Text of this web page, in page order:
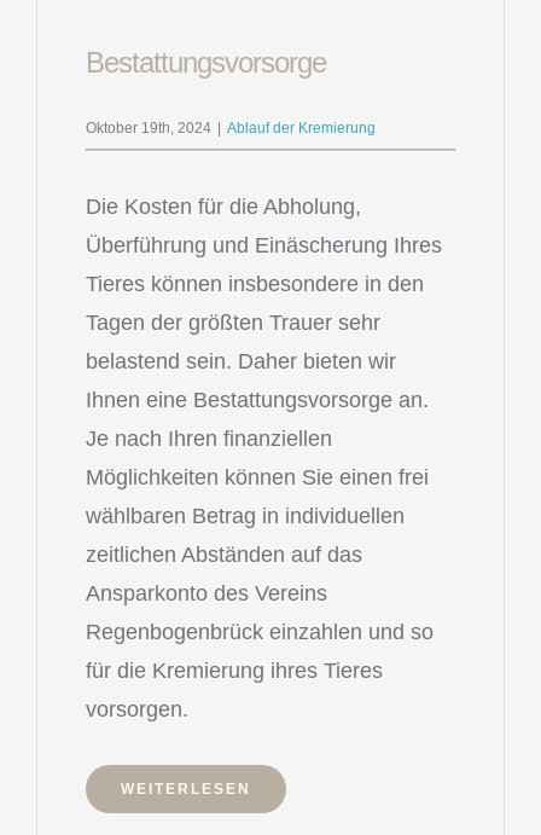
Bestattungsvorsorge
Oktober 19th, 2024 | Ablauf der Kremierung
Die Kosten für die Abholung,
Überführung und Einäscherung Ihres
Tieres können insbesondere in den
Tagen der größten Trauer sehr
belastend sein. Daher bieten wir
Ihnen eine Bestattungsvorsorge an.
Je nach Ihren finanziellen
Möglichkeiten können Sie einen frei
wählbaren Betrag in individuellen
zeitlichen Abständen auf das
Ansparkonto des Vereins
Regenbogenbrück einzahlen und so
für die Kremierung ihres Tieres
vorsorgen.
WEITERLESEN